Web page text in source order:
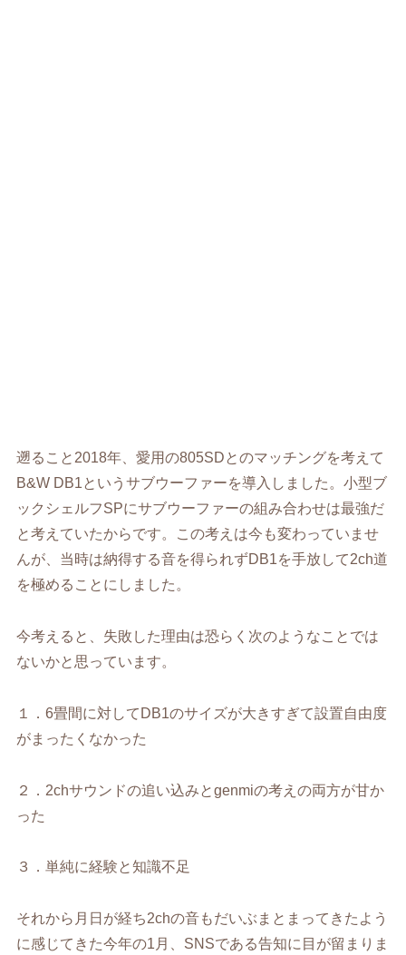
遡ること 2018年、愛用の805SDとのマッチングを考えて
B&W DB1というサブウーファーを導入しました。小型ブ
ックシェルフSPにサブウーファーの組み合わせは最強だ
と考えていたからです。この考えは今も変わっていませ
んが、当時は納得する音を得られずDB1を手放して2ch道
を極めることにしました。
今考えると、失敗した理由は恐らく次のようなことでは
ないかと思っています。
１．6畳間に対して DB1のサイズが大きすぎて設置自由度
がまったくなかった
２． 2chサウンドの追い込みとgenmiの考えの両方が甘か
った
３．単純に経験と知識不足
それから月日が経ち2chの音もだいぶまとまってきたよう
に感じてきた今年の1 月、 SNSである告知に目が留まりま